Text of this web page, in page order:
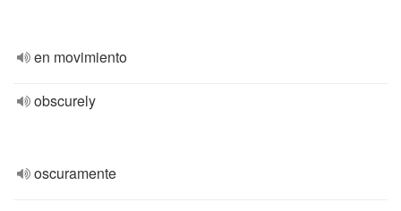
en movimiento
obscurely
oscuramente